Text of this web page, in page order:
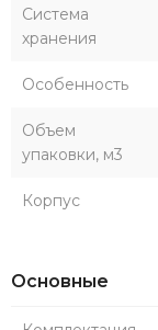
Система
хранения
Особенность
Объем
упаковки, м3
Корпус
Основные